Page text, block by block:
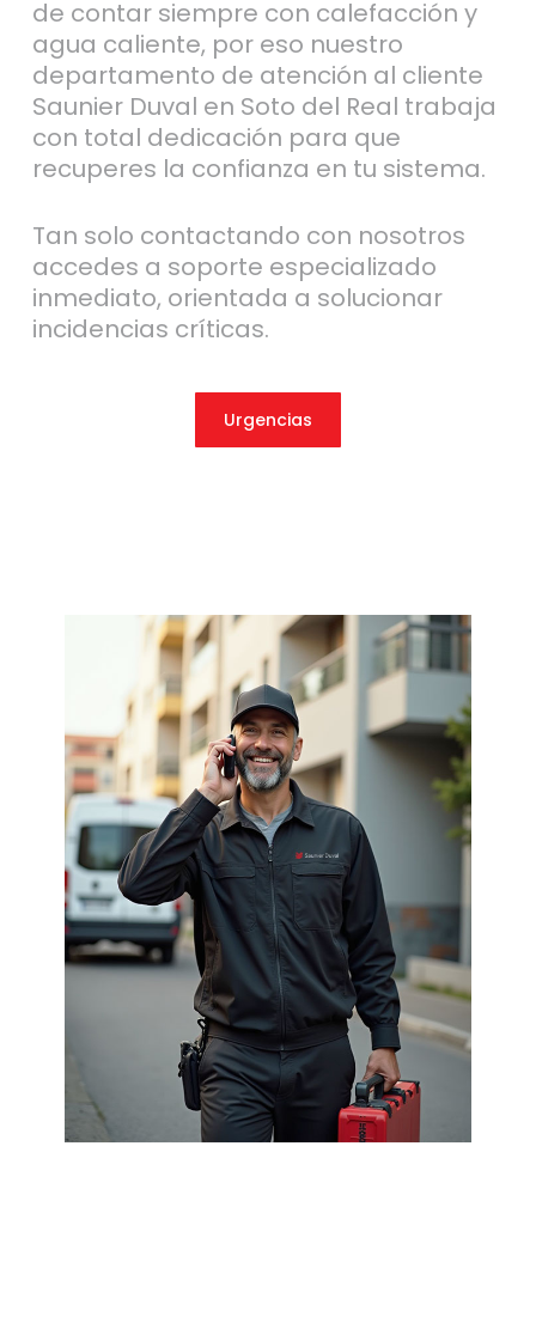
de contar siempre con calefacción y
agua caliente, por eso nuestro
departamento de atención al cliente
Saunier Duval en Soto del Real trabaja
con total dedicación para que
recuperes la confianza en tu sistema.
Tan solo contactando con nosotros
accedes a soporte especializado
inmediato, orientada a solucionar
incidencias críticas.
Urgencias